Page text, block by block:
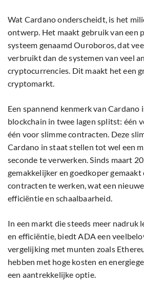
Wat Cardano onderscheidt, is het
ontwerp. Het maakt gebruik van een
systeem genaamd Ouroboros, dat
verbruikt dan de systemen van veel
cryptocurrencies. Dit maakt het een
cryptomarkt.
Een spannend kenmerk van Cardano
blockchain in twee lagen splitst: één
één voor slimme contracten. Deze
Cardano in staat stellen tot wel een
seconde te verwerken. Sinds maart
gemakkelijker en goedkoper gemaakt
contracten te werken, wat een
efficiëntie en schaalbaarheid.
In een markt die steeds meer nadruk
en efficiëntie, biedt ADA een
vergelijking met munten zoals
hebben met hoge kosten en
een aantrekkelijke optie.